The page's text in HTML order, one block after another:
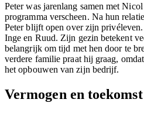
Peter was jarenlang samen met
programma verscheen. Na hun
Peter blijft open over zijn
Inge en Ruud. Zijn gezin betekent
belangrijk om tijd met hen door te
verdere familie praat hij graag,
het opbouwen van zijn bedrijf.
Vermogen en toekomst